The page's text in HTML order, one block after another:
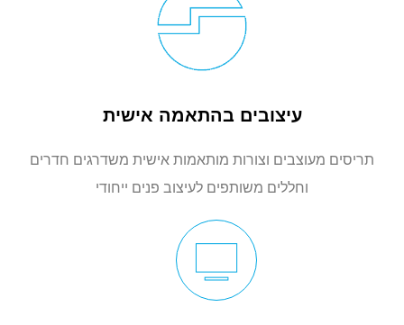
עיצובים בהתאמה אישית
תריסים מעוצבים וצורות מותאמות אישית משדרגים חדרים
וחללים משותפים לעיצוב פנים ייחודי